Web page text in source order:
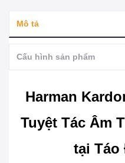
Mô tả
Cấu hình sản phẩm
Harman
Tuyệt Tác Âm
tại Táo